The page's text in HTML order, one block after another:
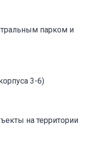
парком и
3-6)
на территории